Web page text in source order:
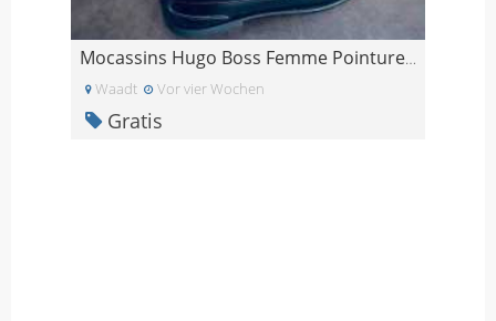
Mocassins Hugo Boss Femme Pointure 38 Neufs
Waadt Vor vier Wochen
Gratis